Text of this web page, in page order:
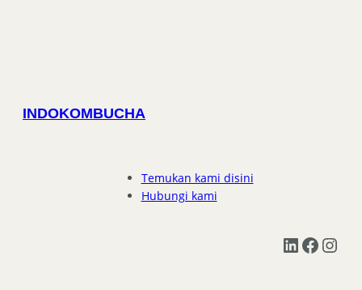
INDOKOMBUCHA
Temukan kami disini
Hubungi kami
LinkedIn Facebook Instagram